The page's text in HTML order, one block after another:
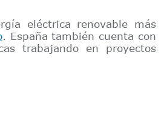
eléctrica renovable más
. España también cuenta con
trabajando en proyectos